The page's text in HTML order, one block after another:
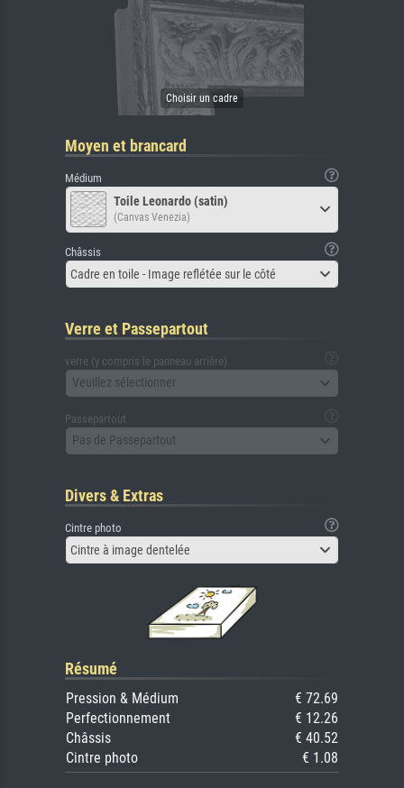
Moyen et brancard
Médium
Toile Leonardo (satin)
(Canvas Venezia)
Châssis
Cadre en toile - Image reflétée sur le côté
Verre et Passepartout
verre (y compris le panneau arrière)
Veuillez sélectionner
Passepartout
Pas de Passepartout
Divers & Extras
Cintre photo
Cintre à image dentelée
Résumé
Pression & Médium
€ 72.69
Perfectionnement
€ 12.26
Châssis
€ 40.52
Cintre photo
€ 1.08